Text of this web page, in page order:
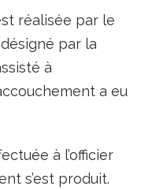
réalisée par le
par la
à
a eu
à l’officier
s’est produit.